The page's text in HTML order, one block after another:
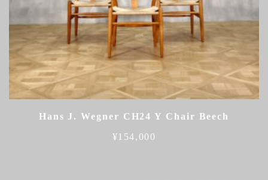
Hans J. Wegner CH24 Y Chair Beech
¥154,000